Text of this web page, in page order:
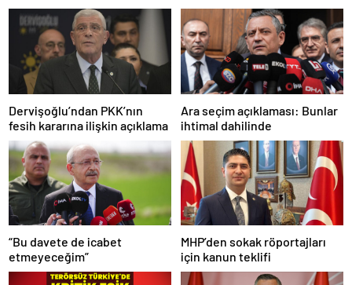
Dervişoğlu’ndan PKK’nın
fesih kararına ilişkin açıklama
Ara seçim açıklaması: Bunlar
ihtimal dahilinde
“Bu davete de icabet
etmeyeceğim”
MHP’den sokak röportajları
için kanun teklifi